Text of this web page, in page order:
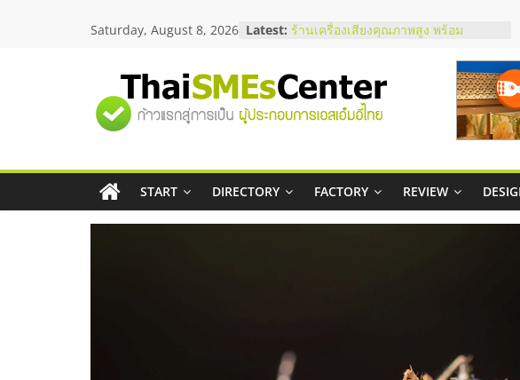
Saturday, August 8, 2026 Latest: สัมมนาลงทุน แฟรนไชส์ยอนนี่
ร้านเครื่องเสียงคุณภาพสูง พร้อม
โซลูชันระบบภาพและเสียง
บริษัท Cybersecurity ในไทยที่ไหนดี?
วิธีเลือกผู้ให้บริการให้คุ้มค่าและตอบ
อยากหาเงินทุน เพิ่มสภาพคล่องให้ธุรกิจ
เริ่มยังไงให้ผ่านฉลุย
สัมมนาออนไลน์ โอกาสบริหารสถานี
บริการน้ำมัน Shell
"ศูนย์
รวม
ข้อมูล
START DIRECTORY FACTORY REVIEW